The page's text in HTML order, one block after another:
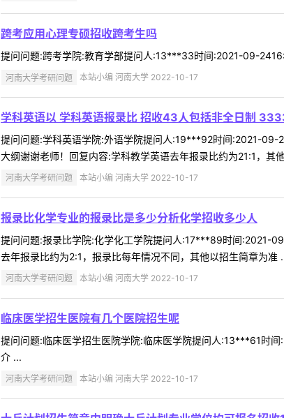
跨考应用心理专硕招收跨考生吗
提问问题:跨考学院:教育学部提问人:13***33时间:2021-09-
河南大学考研问题 本站小编 河南大学 2022-10-17
学科英语以 学科英语报录比 招收43人包括非全日制
提问问题:学科英语学院:外语学院提问人:19***92时间:2021-09-
大纲谢谢老师！回复内容:学科教学英语去年报录比约为21:1，其
河南大学考研问题 本站小编 河南大学 2022-10-17
报录比化学专业的报录比是多少分析化学招收多少人
提问问题:报录比学院:化学化工学院提问人:17***89时间:2021-
去年报录比约为2:1，报录比每年情况不同，其他以招生简章为准
河南大学考研问题 本站小编 河南大学 2022-10-17
临床医学招生医院有几个医院招生呢
提问问题:临床医学招生医院学院:临床医学院提问人:13***61时
介 ...
河南大学考研问题 本站小编 河南大学 2022-10-17